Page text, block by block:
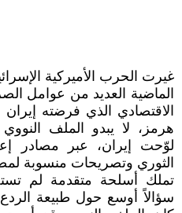
غيرت الحرب الأميركية
الماضية العديد من عوامل
الاقتصادي الذي فرضته
هرمز، لا يبدو الملف
لوّحت إيران، عبر مصادر
الثوري وتصريحات منسوبة
تملك أسلحة متقدمة لم
سؤالاً أوسع حول طبيعة الردع